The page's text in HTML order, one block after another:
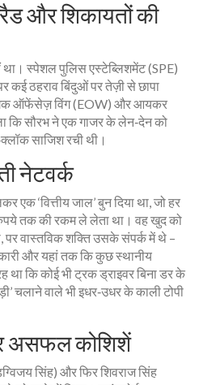
और शिकायतों की
था। स्पेशल पुलिस एस्टेब्लिशमेंट (SPE)
कई ठहराव बिंदुओं पर तेज़ी से छापा
ऑफेंसेज़ विंग (EOW) और आयकर
कि सौरभ ने एक गाजर के लेन‑देन को
साजिश रची थी।
नेटवर्क
एक ‘वित्तीय जाल’ बुन दिया था, जो हर
तक की रकम ले लेता था। वह खुद को
पर वास्तविक शक्ति उसके संपर्क में थे –
और यहां तक कि कुछ स्थानीय
था कि कोई भी ट्रक ड्राइवर बिना डर के
चलाने वाले भी इधर‑उधर के काली टोपी
असफल कोशिशें
सिंह) और फिर शिवराज सिंह